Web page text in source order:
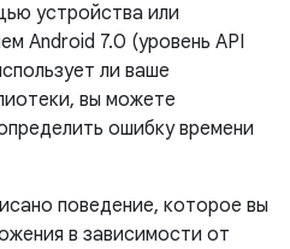
устройства или
Android 7.0 (уровень API
ли ваше
вы можете
ошибку времени
поведение, которое вы
в зависимости от